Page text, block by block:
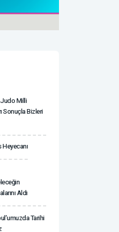
Milli
Sonuçla Bizleri
Aldı
Tarihi